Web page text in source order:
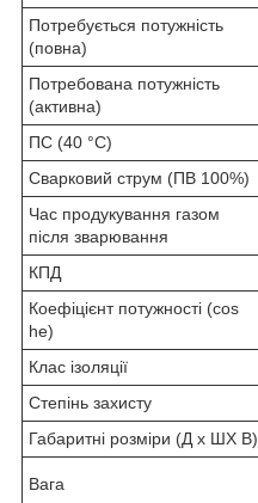
Потребується потужність
(повна)
Потребована потужність
(активна)
ПС (40 °C)
Сварковий струм (ПВ 100%)
Час продукування газом
після зварювання
КПД
Коефіцієнт потужності (cos
he)
Клас ізоляції
Степінь захисту
Габаритні розміри (Д х ШХ В)
Вага